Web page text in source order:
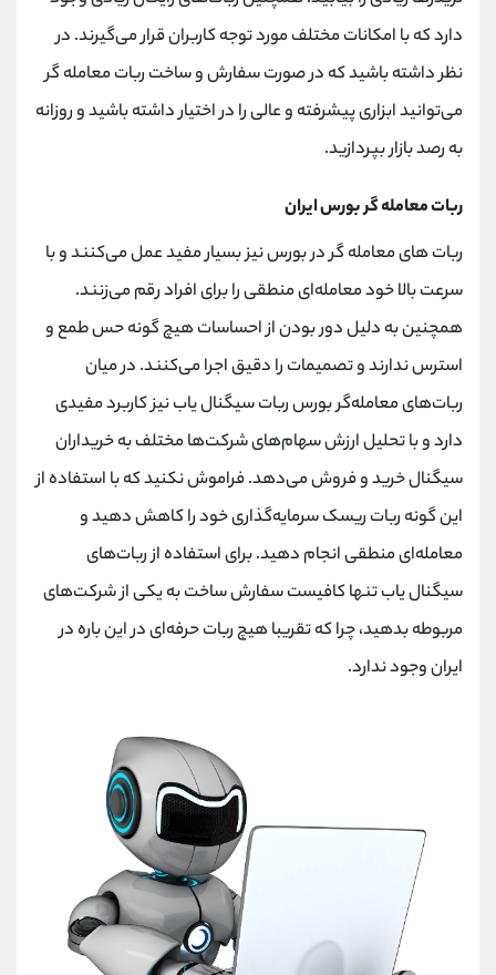
دارد که با امکانات مختلف مورد توجه کاربران قرار می‌گیرند. در
نظر داشته باشید که در صورت سفارش و ساخت ربات معامله گر
می‌توانید ابزاری پیشرفته و عالی را در اختیار داشته باشید و روزانه
به رصد بازار بپردازید.
ربات معامله گر بورس ایران
ربات های معامله گر در بورس نیز بسیار مفید عمل می‌کنند و با
سرعت بالا خود معامله‌ای منطقی را برای افراد رقم می‌زنند.
همچنین به دلیل دور بودن از احساسات هیچ گونه حس طمع و
استرس ندارند و تصمیمات را دقیق اجرا می‌کنند. در میان
ربات‌های معامله‌گر بورس ربات سیگنال یاب نیز کاربرد مفیدی
دارد و با تحلیل ارزش سهام‌های شرکت‌ها مختلف به خریداران
سیگنال خرید و فروش می‌دهد. فراموش نکنید که با استفاده از
این گونه ربات ریسک سرمایه‌گذاری خود را کاهش دهید و
معامله‌ای منطقی انجام دهید. برای استفاده از ربات‌های
سیگنال یاب تنها کافیست سفارش ساخت به یکی از شرکت‌های
مربوطه بدهید، چرا که تقریبا هیچ ربات حرفه‌ای در این باره در
ایران وجود ندارد.